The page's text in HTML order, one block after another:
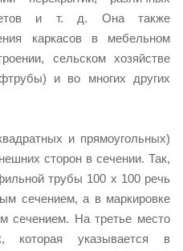
и т. д. Она также
каркасов в мебельном
сельском хозяйстве
и во многих других
и прямоугольных)
сторон в сечении. Так,
трубы 100 х 100 речь
сечением, а в маркировке
сечением. На третье место
которая указывается в